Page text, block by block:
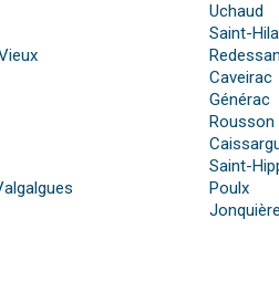
Uchaud
Saint-
Redessan
Caveirac
Générac
Rousson
Saint-
Poulx